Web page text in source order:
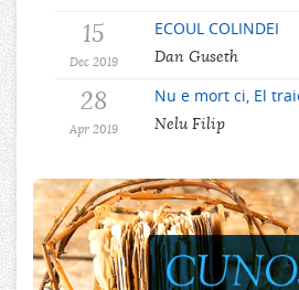
15
Dec 2019
ECOUL COLINDEI
Dan Guseth
28
Apr 2019
Nu e mort ci, El
Nelu Filip